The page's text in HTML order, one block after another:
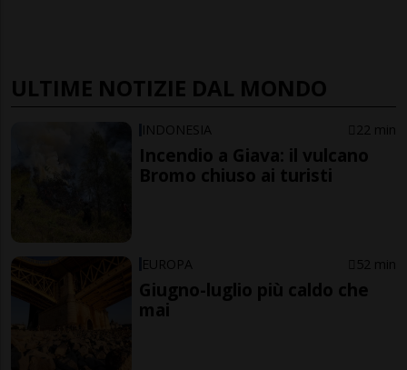
ULTIME NOTIZIE DAL MONDO
INDONESIA 22 min
Incendio a Giava: il vulcano
Bromo chiuso ai turisti
EUROPA 52 min
Giugno-luglio più caldo che
mai